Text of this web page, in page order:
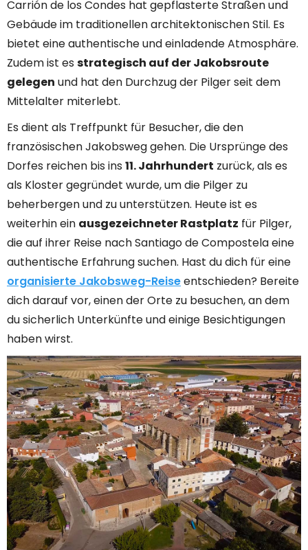
Carrión de los Condes hat gepflasterte Straßen und
Gebäude im traditionellen architektonischen Stil. Es
bietet eine authentische und einladende Atmosphäre.
Zudem ist es strategisch auf der Jakobsroute
gelegen und hat den Durchzug der Pilger seit dem
Mittelalter miterlebt.
Es dient als Treffpunkt für Besucher, die den
französischen Jakobsweg gehen. Die Ursprünge des
Dorfes reichen bis ins 11. Jahrhundert zurück, als es
als Kloster gegründet wurde, um die Pilger zu
beherbergen und zu unterstützen. Heute ist es
weiterhin ein ausgezeichneter Rastplatz für Pilger,
die auf ihrer Reise nach Santiago de Compostela eine
authentische Erfahrung suchen. Hast du dich für eine
organisierte Jakobsweg-Reiseentschieden? Bereite
dich darauf vor, einen der Orte zu besuchen, an dem
du sicherlich Unterkünfte und einige Besichtigungen
haben wirst.